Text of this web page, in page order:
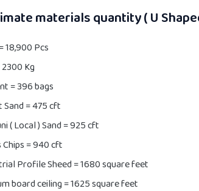
materials quantity ( U
18,900 Pcs
Kg
= 396 bags
Sand = 475 cft
( Local ) Sand = 925 cft
Chips = 940 cft
Profile Sheed = 1680 square feet
board ceiling = 1625 square feet